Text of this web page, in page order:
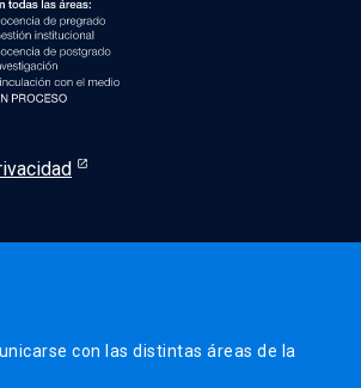
con las distintas áreas de la